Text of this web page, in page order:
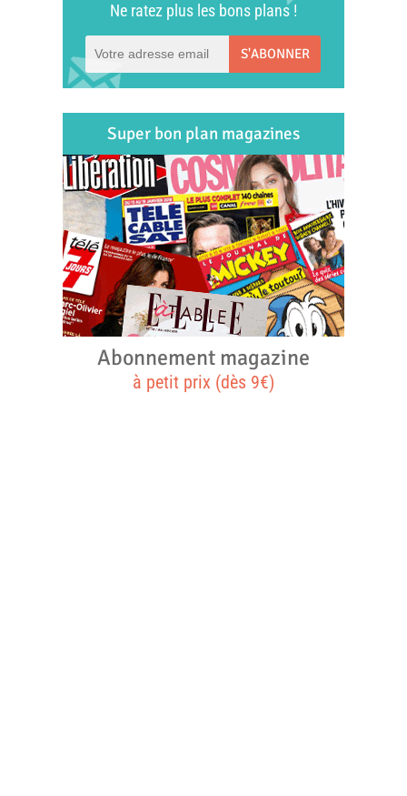
Ne ratez plus les bons plans !
S'ABONNER
Super bon plan magazines
Abonnement magazine
à petit prix (dès 9€)